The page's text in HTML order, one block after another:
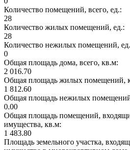
Количество помещений, всего, ед.:
28
Количество жилых помещений, ед.:
28
Количество нежилых помещений,
0
Общая площадь дома, всего, кв.м:
2 016.70
Общая площадь жилых помещений,
1 812.60
Общая площадь нежилых
0.00
Общая площадь помещений,
имущества, кв.м:
1 483.80
Площадь земельного участка,